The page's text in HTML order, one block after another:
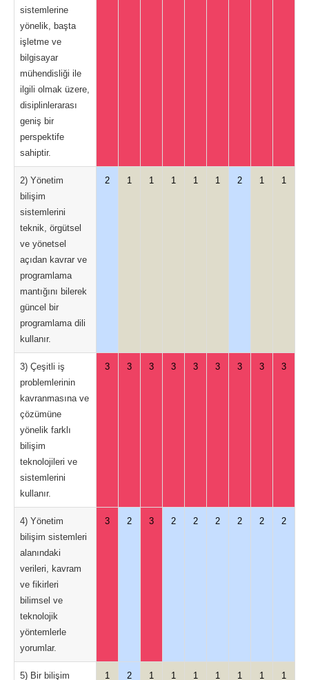
sistemlerine
yönelik, başta
işletme ve
bilgisayar
mühendisliği ile
ilgili olmak üzere,
disiplinlerarası
geniş bir
perspektife
sahiptir.
2) Yönetim
bilişim
sistemlerini
teknik, örgütsel
ve yönetsel
açıdan kavrar ve
programlama
mantığını bilerek
güncel bir
programlama dili
kullanır.
2 1 1 1 1 1 2 1 1
3) Çeşitli iş
problemlerinin
kavranmasına ve
çözümüne
yönelik farklı
bilişim
teknolojileri ve
sistemlerini
kullanır.
3 3 3 3 3 3 3 3 3
4) Yönetim
bilişim sistemleri
alanındaki
verileri, kavram
ve fikirleri
bilimsel ve
teknolojik
yöntemlerle
yorumlar.
3 2 3 2 2 2 2 2 2
5) Bir bilişim
1 2 1 1 1 1 1 1 1